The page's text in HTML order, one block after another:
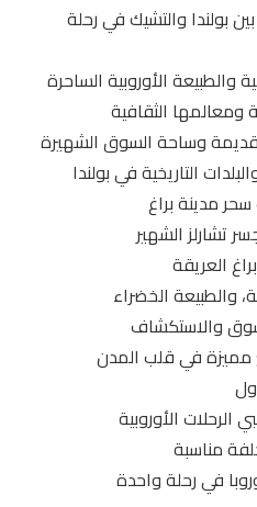
بولندا والتشيك في رحلة
ومعالمها الثقافية
وساحة السوق الشهيرة
التاريخية في بولندا
مدينة براغ
تشارلز الشهير
العريقة
والطبيعة الخضراء
والاستكشاف
مميزة في قلب المدن
الرحلات الأوروبية
مناسبة
في رحلة واحدة